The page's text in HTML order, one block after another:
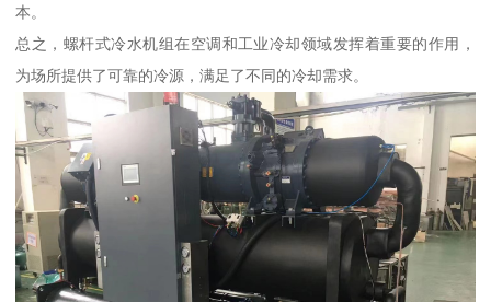
本。
总之，螺杆式冷水机组在空调和工业冷却领域发挥着重要的作用，
为场所提供了可靠的冷源，满足了不同的冷却需求。